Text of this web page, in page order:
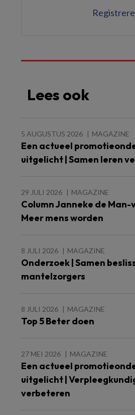
Lees ook
5 AUGUSTUS 2026 MAGAZINE
Een actueel
uitgelicht | Samen leren
29 JULI 2026 MAGAZINE
Column Janneke de Man-
Meer mens worden
8 JULI 2026 MAGAZINE
Onderzoek | Samen
mantelzorgers
8 JULI 2026 MAGAZINE
Top 5 Beter doen
27 MEI 2026 MAGAZINE
Een actueel
uitgelicht |
verbeteren